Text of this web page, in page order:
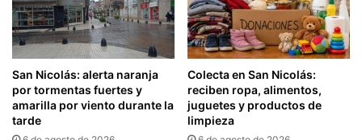
San Nicolás: alerta naranja
por tormentas fuertes y
amarilla por viento durante la
tarde
Colecta en San Nicolás:
reciben ropa, alimentos,
juguetes y productos de
limpieza